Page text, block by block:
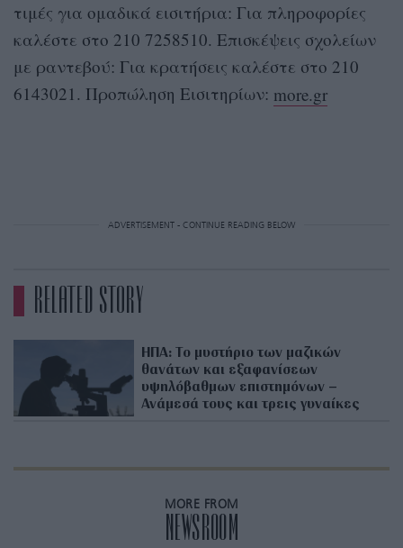
τιμές για ομαδικά εισιτήρια: Για πληροφορίες
καλέστε στο 210 7258510. Επισκέψεις σχολείων
με ραντεβού: Για κρατήσεις καλέστε στο 210
6143021. Προπώληση Εισιτηρίων: more.gr
ADVERTISEMENT - CONTINUE READING BELOW
RELATED STORY
ΗΠΑ: Το μυστήριο των μαζικών
θανάτων και εξαφανίσεων
υψηλόβαθμων επιστημόνων –
Ανάμεσά τους και τρεις γυναίκες
MORE FROM
NEWSROOM